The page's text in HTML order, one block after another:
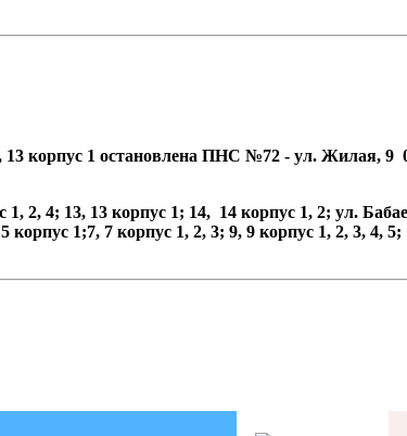
13 корпус 1 остановлена ПНС №72 - ул. Жилая, 9
2, 4; 13, 13 корпус 1; 14, 14 корпус 1, 2; ул.
1;7, 7 корпус 1, 2, 3; 9, 9 корпус 1, 2, 3, 4, 5;